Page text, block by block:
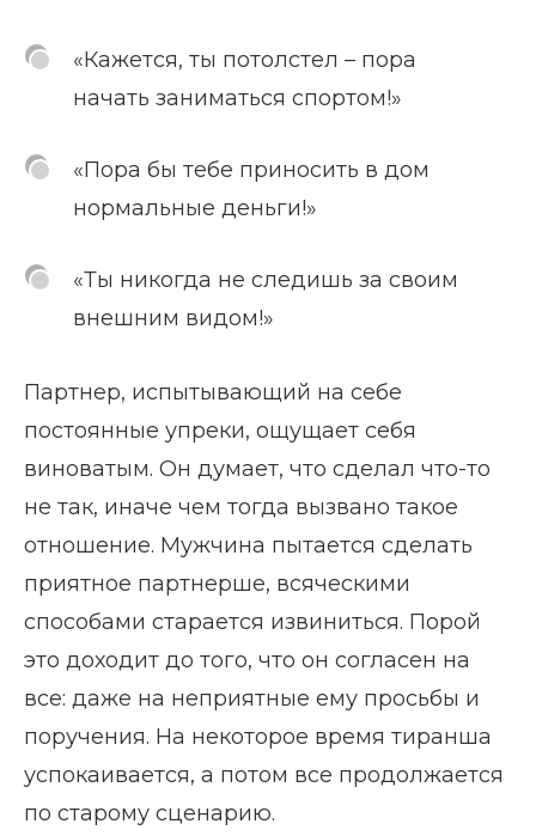
«Кажется, ты потолстел – пора
начать заниматься спортом!»
«Пора бы тебе приносить в дом
нормальные деньги!»
«Ты никогда не следишь за своим
внешним видом!»
Партнер, испытывающий на себе
постоянные упреки, ощущает себя
виноватым. Он думает, что сделал что-то
не так, иначе чем тогда вызвано такое
отношение. Мужчина пытается сделать
приятное партнерше, всяческими
способами старается извиниться. Порой
это доходит до того, что он согласен на
все: даже на неприятные ему просьбы и
поручения. На некоторое время тиранша
успокаивается, а потом все продолжается
по старому сценарию.